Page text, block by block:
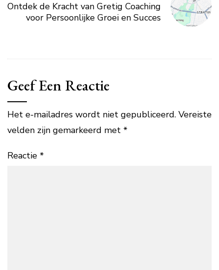
Ontdek de Kracht van Gretig Coaching
voor Persoonlijke Groei en Succes
Geef Een Reactie
Het e-mailadres wordt niet gepubliceerd. Vereiste
velden zijn gemarkeerd met *
Reactie *